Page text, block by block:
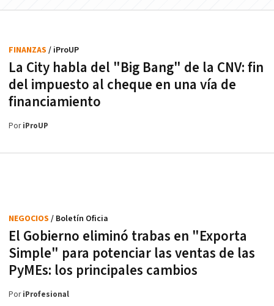
La City habla del "Big Bang" de la CNV: fin
del impuesto al cheque en una vía de
financiamiento
FINANZAS / iProUP
PoriProUP
El Gobierno eliminó trabas en "Exporta
Simple" para potenciar las ventas de las
PyMEs: los principales cambios
NEGOCIOS / Boletín Oficia
PoriProfesional